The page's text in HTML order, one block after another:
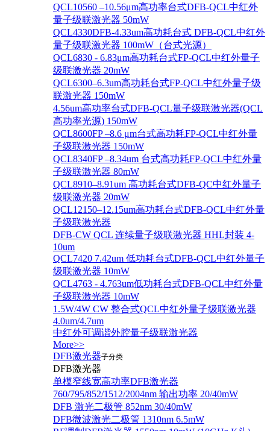
QCL10560 –10.56μm高功率台式DFB-QCL中红外
量子级联激光器 50mW
QCL4330DFB-4.33um高功耗台式 DFB-QCL中红外
量子级联激光器 100mW（台式光源）
QCL6830 - 6.83μm高功耗台式FP-QCL中红外量子
级联激光器 20mW
QCL6300–6.3um高功耗台式FP-QCL中红外量子级
联激光器 150mW
4.56um高功率台式DFB-QCL量子级联激光器(QCL
高功率光源) 150mW
QCL8600FP –8.6 μm台式高功耗FP-QCL中红外量
子级联激光器 150mW
QCL8340FP –8.34um 台式高功耗FP-QCL中红外量
子级联激光器 80mW
QCL8910–8.91um 高功耗台式DFB-QC中红外量子
级联激光器 20mW
QCL12150–12.15um高功耗台式DFB-QCL中红外量
子级联激光器
DFB-CW QCL 连续量子级联激光器 HHL封装 4-
10um
QCL7420 7.42um 低功耗台式DFB-QCL中红外量子
级联激光器 10mW
QCL4763 - 4.763um低功耗台式DFB-QCL中红外量
子级联激光器 10mW
1.5W/4W CW 整合式QCL中红外量子级联激光器
4.0um/4.7um
中红外可调谐外腔量子级联激光器
More>>
DFB激光器子分类
DFB激光器
单模窄线宽高功率DFB激光器
760/795/852/1512/2004nm 输出功率 20/40mW
DFB 激光二极管 852nm 30/40mW
DFB微波激光二极管 1310nm 6.5mW